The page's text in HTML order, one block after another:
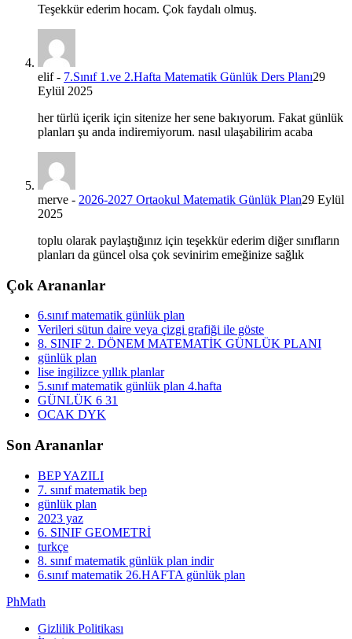
Teşekkür ederim hocam. Çok faydalı olmuş.
elif- 7.Sınıf 1.ve 2.Hafta Matematik Günlük Ders Planı29
Eylül 2025
her türlü içerik için sitenize her sene bakıyorum. Fakat günlük
planları şu anda indiremiyorum. nasıl ulaşabilirim acaba
merve - 2026-2027 Ortaokul Matematik Günlük Plan29 Eylül
2025
toplu olarak paylaştığınız için teşekkür ederim diğer sınıfların
planları da güncel olsa çok sevinirim emeğinize sağlık
Çok Arananlar
6.sınıf matematik günlük plan
Verileri sütun daire veya çizgi grafiği ile göste
8. SINIF 2. DÖNEM MATEMATİK GÜNLÜK PLANI
günlük plan
lise ingilizce yıllık planlar
5.sınıf matematik günlük plan 4.hafta
GÜNLÜK 6 31
OCAK DYK
Son Arananlar
BEP YAZILI
7. sınıf matematik bep
günlük plan
2023 yaz
6. SINIF GEOMETRİ
turkçe
8. sınıf matematik günlük plan indir
6.sınıf matematik 26.HAFTA günlük plan
PhMath
Gizlilik Politikası